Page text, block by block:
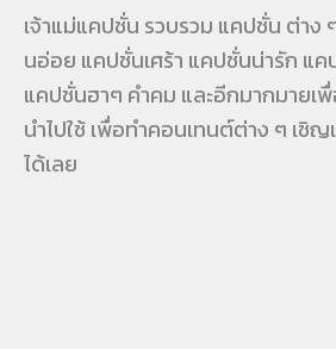
เจ้าแม่แคปชั่น รวบรวม แคปชั่น ต่าง
นอ่อย แคปชั่นเศร้า แคปชั่นน่ารัก แ
แคปชั่นฮาๆ คำคม และอีกมากมายเ
นำไปใช้ เพื่อทำคอนเทนต์ต่าง ๆ เชิ
ได้เลย